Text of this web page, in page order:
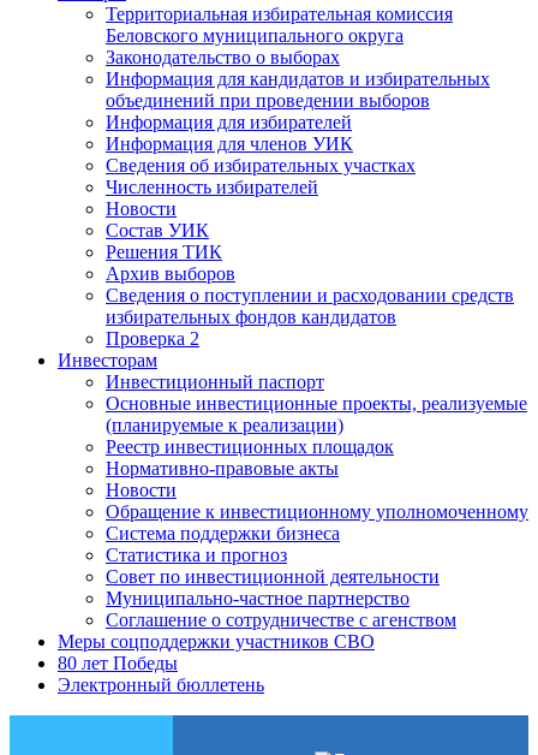
Территориальная избирательная комиссия
Беловского муниципального округа
Законодательство о выборах
Информация для кандидатов и избирательных
объединений при проведении выборов
Информация для избирателей
Информация для членов УИК
Сведения об избирательных участках
Численность избирателей
Новости
Состав УИК
Решения ТИК
Архив выборов
Сведения о поступлении и расходовании средств
избирательных фондов кандидатов
Проверка 2
Инвесторам
Инвестиционный паспорт
Основные инвестиционные проекты, реализуемые
(планируемые к реализации)
Реестр инвестиционных площадок
Нормативно-правовые акты
Новости
Обращение к инвестиционному уполномоченному
Система поддержки бизнеса
Статистика и прогноз
Совет по инвестиционной деятельности
Муниципально-частное партнерство
Соглашение о сотрудничестве с агенством
Меры соцподдержки участников СВО
80 лет Победы
Электронный бюллетень